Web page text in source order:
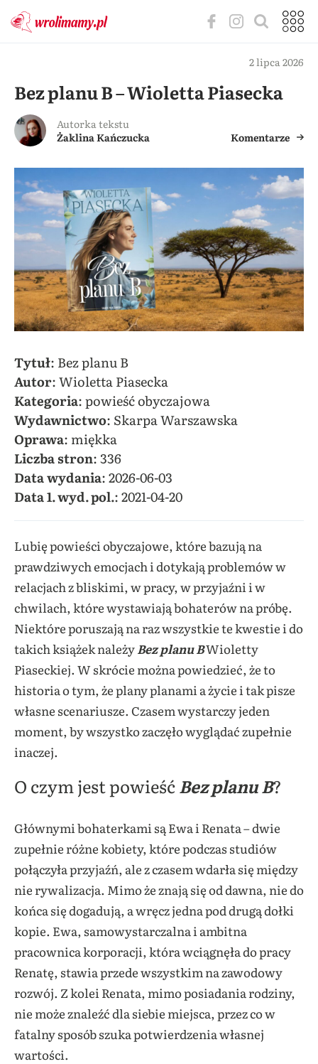
2 lipca 2026
Bez planu B – Wioletta Piasecka
Autorka tekstu
Żaklina Kańczucka
Komentarze
Tytuł: Bez planu B
Autor: Wioletta Piasecka
Kategoria: powieść obyczajowa
Wydawnictwo: Skarpa Warszawska
Oprawa: miękka
Liczbastron: 336
Datawydania: 2026-06-03
Data1. wyd. pol.: 2021-04-20
Lubię powieści obyczajowe, które bazują na
prawdziwych emocjach i dotykają problemów w
relacjach z bliskimi, w pracy, w przyjaźni i w
chwilach, które wystawiają bohaterów na próbę.
Niektóre poruszają na raz wszystkie te kwestie i do
takich książek należy Bez planu BWioletty
Piaseckiej. W skrócie można powiedzieć, że to
historia o tym, że plany planami a życie i tak pisze
własne scenariusze. Czasem wystarczy jeden
moment, by wszystko zaczęło wyglądać zupełnie
inaczej.
O czym jest powieśćBez planu B?
Głównymi bohaterkami są Ewa i Renata – dwie
zupełnie różne kobiety, które podczas studiów
połączyła przyjaźń, ale z czasem wdarła się między
nie rywalizacja. Mimo że znają się od dawna, nie do
końca się dogadują, a wręcz jedna pod drugą dołki
kopie. Ewa, samowystarczalna i ambitna
pracownica korporacji, która wciągnęła do pracy
Renatę, stawia przede wszystkim na zawodowy
rozwój. Z kolei Renata, mimo posiadania rodziny,
nie może znaleźć dla siebie miejsca, przez co w
fatalny sposób szuka potwierdzenia własnej
wartości.